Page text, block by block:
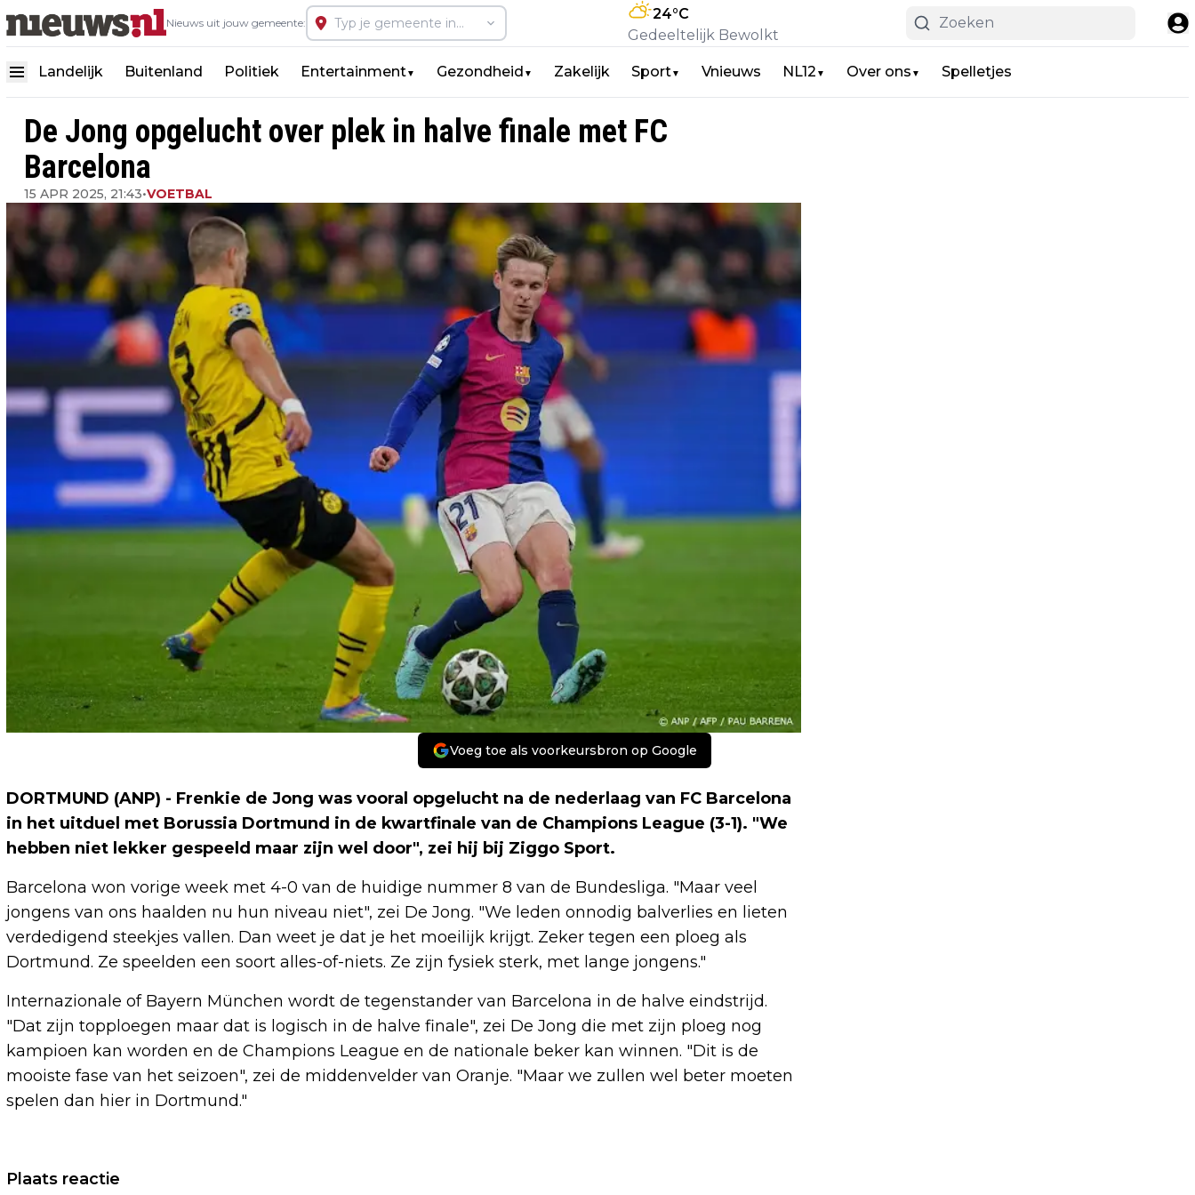
Nieuws uit jouw gemeente:
24°C
Gedeeltelijk Bewolkt
Landelijk Buitenland Politiek Entertainment▼ Gezondheid ▼ Zakelijk Sport▼ Vnieuws NL12 ▼ Over ons ▼ Spelletjes
De Jong opgelucht over plek in halve finale met FC
Barcelona
15 APR 2025, 21:43•VOETBAL
Voeg toe als voorkeursbron op Google
DORTMUND (ANP) - Frenkie de Jong was vooral opgelucht na de nederlaag van FC Barcelona
in het uitduel met Borussia Dortmund in de kwartfinale van de Champions League (3-1). "We
hebben niet lekker gespeeld maar zijn wel door", zei hij bij Ziggo Sport.
Barcelona won vorige week met 4-0 van de huidige nummer 8 van de Bundesliga. "Maar veel
jongens van ons haalden nu hun niveau niet", zei De Jong. "We leden onnodig balverlies en lieten
verdedigend steekjes vallen. Dan weet je dat je het moeilijk krijgt. Zeker tegen een ploeg als
Dortmund. Ze speelden een soort alles-of-niets. Ze zijn fysiek sterk, met lange jongens."
Internazionale of Bayern München wordt de tegenstander van Barcelona in de halve eindstrijd.
"Dat zijn topploegen maar dat is logisch in de halve finale", zei De Jong die met zijn ploeg nog
kampioen kan worden en de Champions League en de nationale beker kan winnen. "Dit is de
mooiste fase van het seizoen", zei de middenvelder van Oranje. "Maar we zullen wel beter moeten
spelen dan hier in Dortmund."
Vorig artikel
Plaats reactie